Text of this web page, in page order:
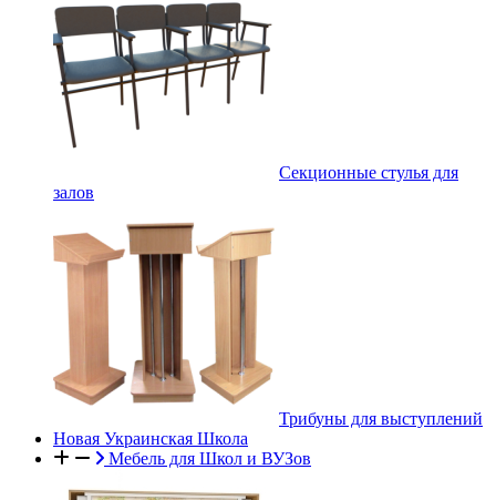
Секционные стулья для
залов
Трибуны для выступлений
Новая Украинская Школа
Мебель для Школ и ВУЗов